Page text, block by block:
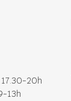
20h